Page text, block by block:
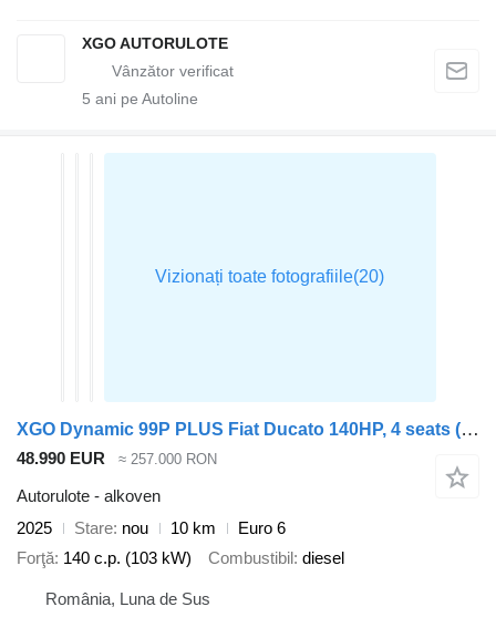
XGO AUTORULOTE
5 ani pe Autoline
XGO Dynamic 99P PLUS Fiat Ducato 140HP, 4 seats (2025-2026 model)
48.990 EUR ≈ 257.000 RON
Autorulote - alkoven
2025
Stare nou 10 km
Euro 6
Forţă 140 c.p. (103 kW) Combustibil diesel
România, Luna de Sus